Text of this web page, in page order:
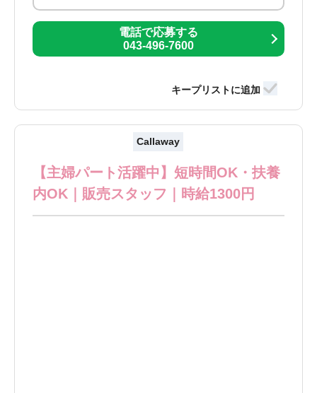
電話で応募する
043-496-7600
Callaway
【主婦パート活躍中】短時間OK・扶養
内OK｜販売スタッフ｜時給1300円